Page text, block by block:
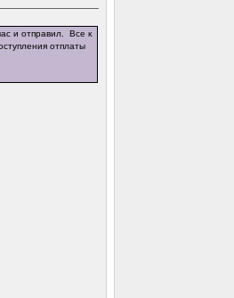
и отправил. Все к
отплаты